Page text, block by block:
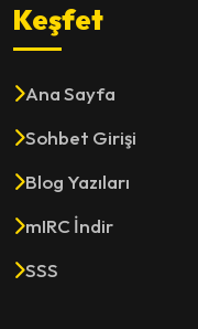
Keşfet
Ana Sayfa
Sohbet Girişi
Blog Yazıları
mIRC İndir
SSS